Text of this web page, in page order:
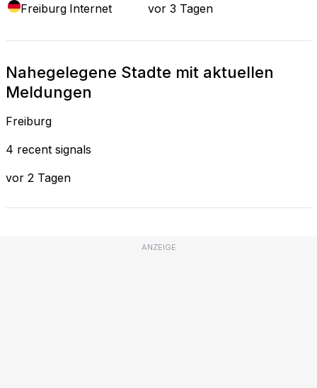
Freiburg Internet vor 3 Tagen
Nahegelegene Stadte mit aktuellen
Meldungen
Freiburg
4 recent signals
vor 2 Tagen
ANZEIGE